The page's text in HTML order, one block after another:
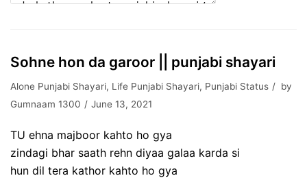
Sohne hon da garoor || punjabi shayari
Alone Punjabi Shayari, Life Punjabi Shayari, Punjabi Status
by
Gumnaam 1300
June 13, 2021
TU ehna majboor kahto ho gya
zindagi bhar saath rehn diyaa galaa karda si
hun dil tera kathor kahto ho gya